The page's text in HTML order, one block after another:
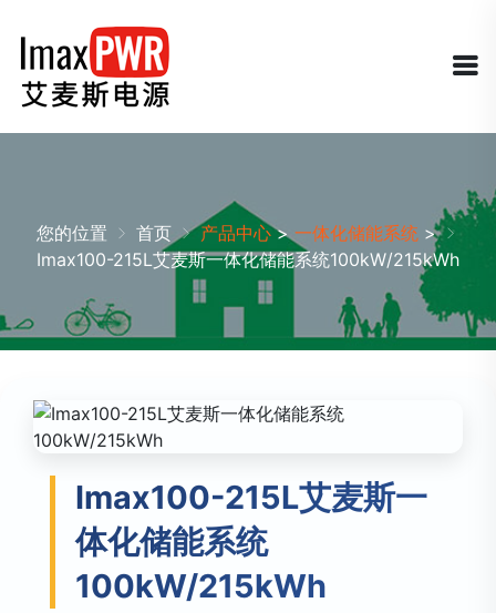
您的位置 首页 产品中心>一体化储能系统 >
Imax100-215L艾麦斯一体化储能系统100kW/215kWh
Imax100-215L艾麦斯一
体化储能系统
100kW/215kWh